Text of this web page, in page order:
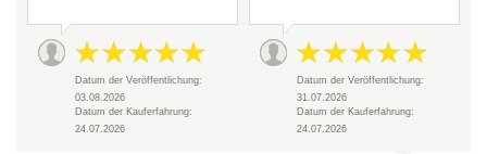
Datum der Veröffentlichung:
03.08.2026
Datum der Kauferfahrung:
24.07.2026
Datum der Veröffentlichung:
31.07.2026
Datum der Kauferfahrung:
24.07.2026